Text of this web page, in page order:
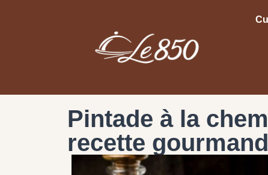
Pintade à la
recette